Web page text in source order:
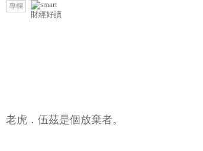
專欄
財經好讀
老虎．伍茲是個放棄者。